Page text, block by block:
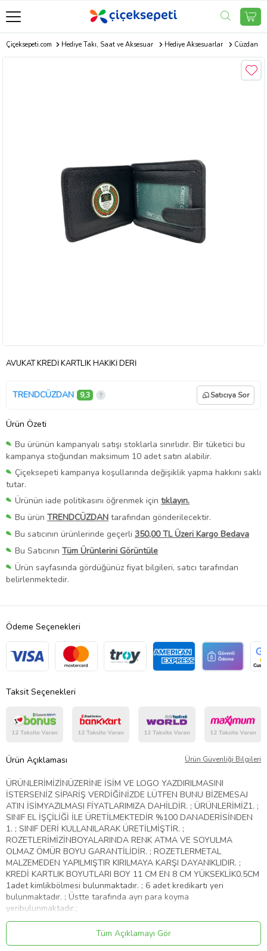
Çiçeksepeti.com Hediye Takı, Saat ve Aksesuar Hediye Aksesuarlar Cüzdan
AVUKAT KREDİ KARTLIK HAKİKİ DERİ
TRENDCÜZDAN 9,3 Satıcıya Sor
Ürün Özeti
Bu ürünün kampanyalı satışı stoklarla sınırlıdır. Bir tüketici bu
kampanya stoğundan maksimum 10 adet satın alabilir.
Çiçeksepeti kampanya koşullarında değişiklik yapma hakkını saklı
tutar.
Ürünün iade politikasını öğrenmek için tıklayın.
Bu ürün TRENDCÜZDAN tarafından gönderilecektir.
Bu satıcının ürünlerinde geçerli 350,00 TL Üzeri Kargo Bedava
Bu Satıcının Tüm Ürünlerini Görüntüle
Ürün sayfasında gördüğünüz fiyat bilgileri, satıcı tarafından
belirlenmektedir.
Ödeme Seçenekleri
Taksit Seçenekleri
Ürün Açıklaması Ürün Güvenliği Bilgileri
ÜRÜNLERİMİZİNÜZERİNE İSİM VE LOGO YAZDIRILMASINI
İSTERSENİZ SİPARİŞ VERDİĞİNİZDE LÜTFEN BUNU BİZEMESAJ
ATIN İSİMYAZILMASI FİYATLARIMIZA DAHİLDİR. ; ÜRÜNLERİMİZ1. ;
SINIF EL İŞÇİLİĞİ İLE ÜRETİLMEKTEDİR %100 DANADERİSİNDEN
1. ; SINIF DERİ KULLANILARAK ÜRETİLMİŞTİR. ;
ROZETLERİMİZİNBOYALARINDA RENK ATMA VE SOYULMA
OLMAZ ÖMÜR BOYU GARANTİLİDİR. ; ROZETLERMETAL
MALZEMEDEN YAPILMIŞTIR KIRILMAYA KARŞI DAYANIKLIDIR. ;
KREDİ KARTLIK BOYUTLARI BOY 11 CM EN 8 CM YÜKSEKLİK0.5CM
1adet kimlikbölmesi bulunmaktadır. ; 6 adet kredikartı yeri
bulunmaktadır. ; Üstte tarafında ayrı para koyma
yeribulunmaktadır.;
Ürün Kodu:
Tüm Açıklamayı Gör